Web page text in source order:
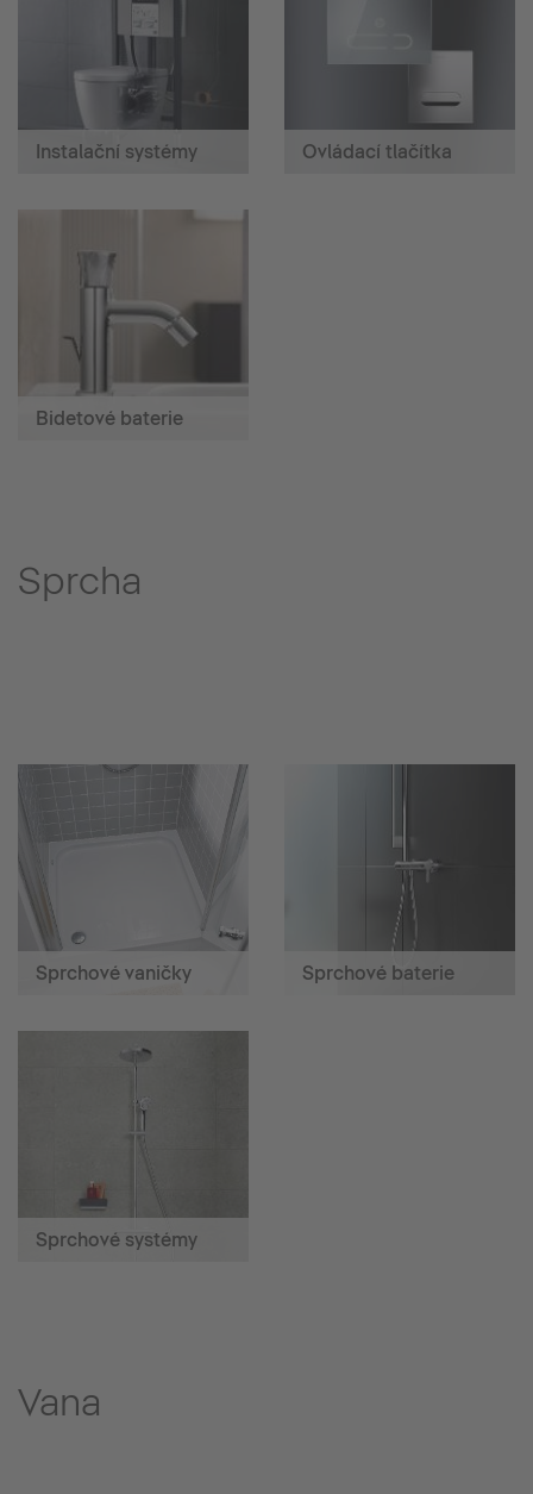
Instalační systémy Ovládací tlačítka
Bidetové baterie
Sprcha
Sprchové vaničky Sprchové baterie
Sprchové systémy
Vana